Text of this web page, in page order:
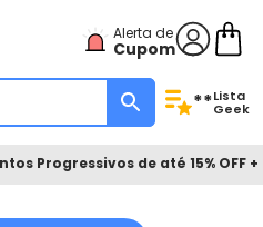
Alerta de
Cupom
**Lista
Geek
Progressivos de até 15% OFF